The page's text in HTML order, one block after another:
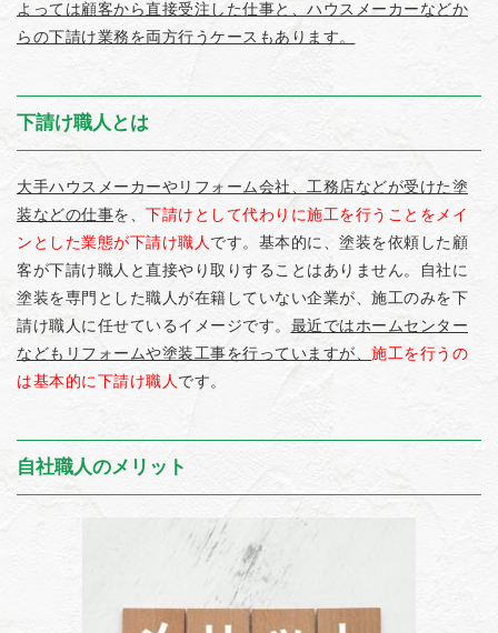
よっては顧客から直接受注した仕事と、ハウスメーカーなどか
らの下請け業務を両方行うケースもあります。
下請け職人とは
大手ハウスメーカーやリフォーム会社、工務店などが受けた塗
装などの仕事を、 下請けとして代わりに施工を行うことをメイ
ンとした業態が下請け職人 です。基本的に、塗装を依頼した顧
客が下請け職人と直接やり取りすることはありません。自社に
塗装を専門とした職人が在籍していない企業が、施工のみを下
請け職人に任せているイメージです。 最近ではホームセンター
などもリフォームや塗装工事を行っていますが、 施工を行うの
は基本的に下請け職人です。
自社職人のメリット